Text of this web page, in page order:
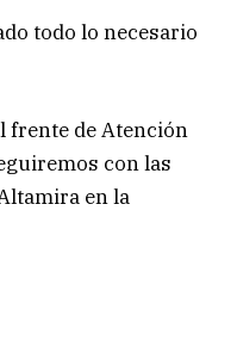
todo lo necesario
frente de Atención
con las
en la